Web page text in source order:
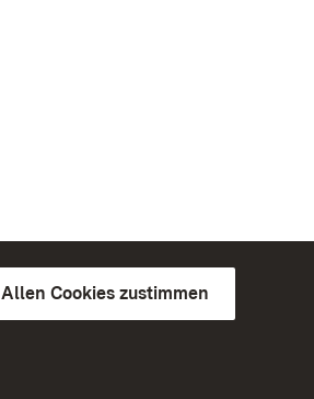
Allen Cookies zustimmen